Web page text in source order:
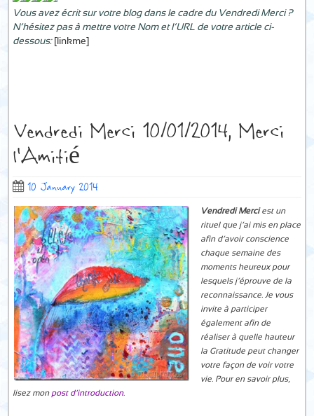
Vous avez écrit sur votre blog dans le cadre du Vendredi Merci ?
N’hésitez pas à mettre votre Nom et l’URL de votre article ci-
dessous:
[linkme]
Vendredi Merci 10/01/2014, Merci
l’Amitié
10 January 2014
Vendredi Merciest un
rituel que j’ai mis en place
afin d’avoir conscience
chaque semaine des
moments heureux pour
lesquels j’éprouve de la
reconnaissance. Je vous
invite à participer
également afin de
réaliser à quelle hauteur
la Gratitude peut changer
votre façon de voir votre
vie. Pour en savoir plus,
lisez mon post d’introduction.